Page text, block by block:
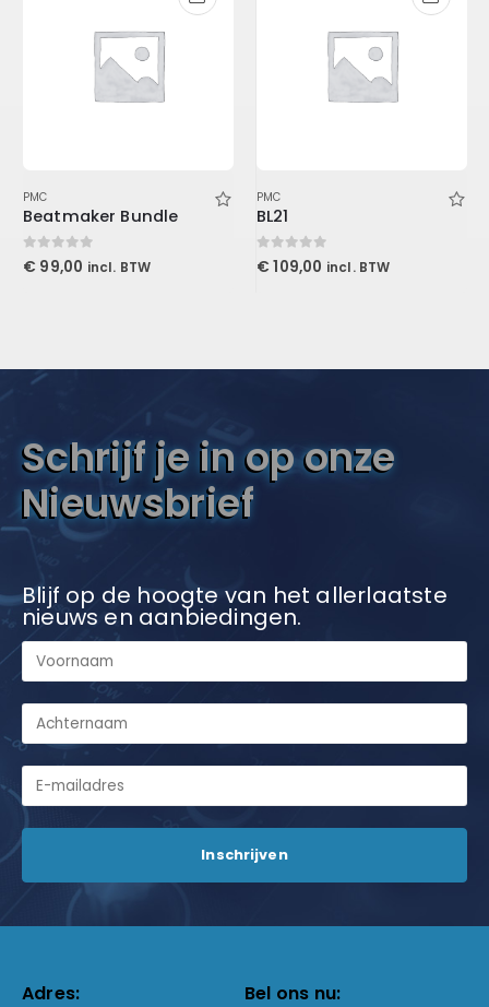
PMC
Beatmaker Bundle
0out of 5
€ 99,00 incl. BTW
PMC
BL21
0out of 5
€ 109,00 incl. BTW
Schrijf je in op onze
Nieuwsbrief
Blijf op de hoogte van het allerlaatste
nieuws en aanbiedingen.
Adres: Bel ons nu: